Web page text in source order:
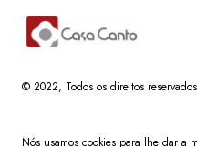
© 2022, Todos os direitos
Nós usamos cookies para lhe dar a